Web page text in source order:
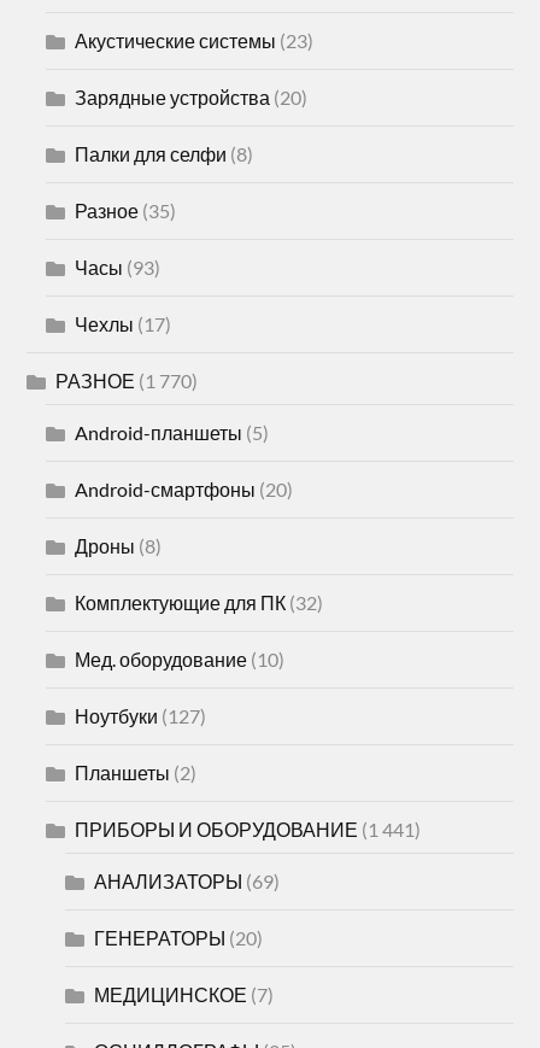
Акустические системы (23)
Зарядные устройства (20)
Палки для селфи (8)
Разное (35)
Часы (93)
Чехлы (17)
РАЗНОЕ (1 770)
Android-планшеты (5)
Android-смартфоны (20)
Дроны (8)
Комплектующие для ПК (32)
Мед. оборудование (10)
Ноутбуки (127)
Планшеты (2)
ПРИБОРЫ И ОБОРУДОВАНИЕ (1 441)
АНАЛИЗАТОРЫ (69)
ГЕНЕРАТОРЫ (20)
МЕДИЦИНСКОЕ (7)